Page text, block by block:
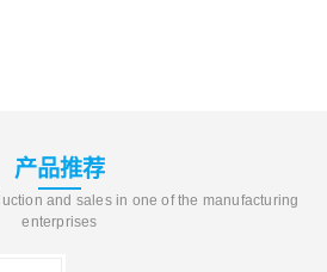
产品推荐
and sales in one of the manufacturing
enterprises